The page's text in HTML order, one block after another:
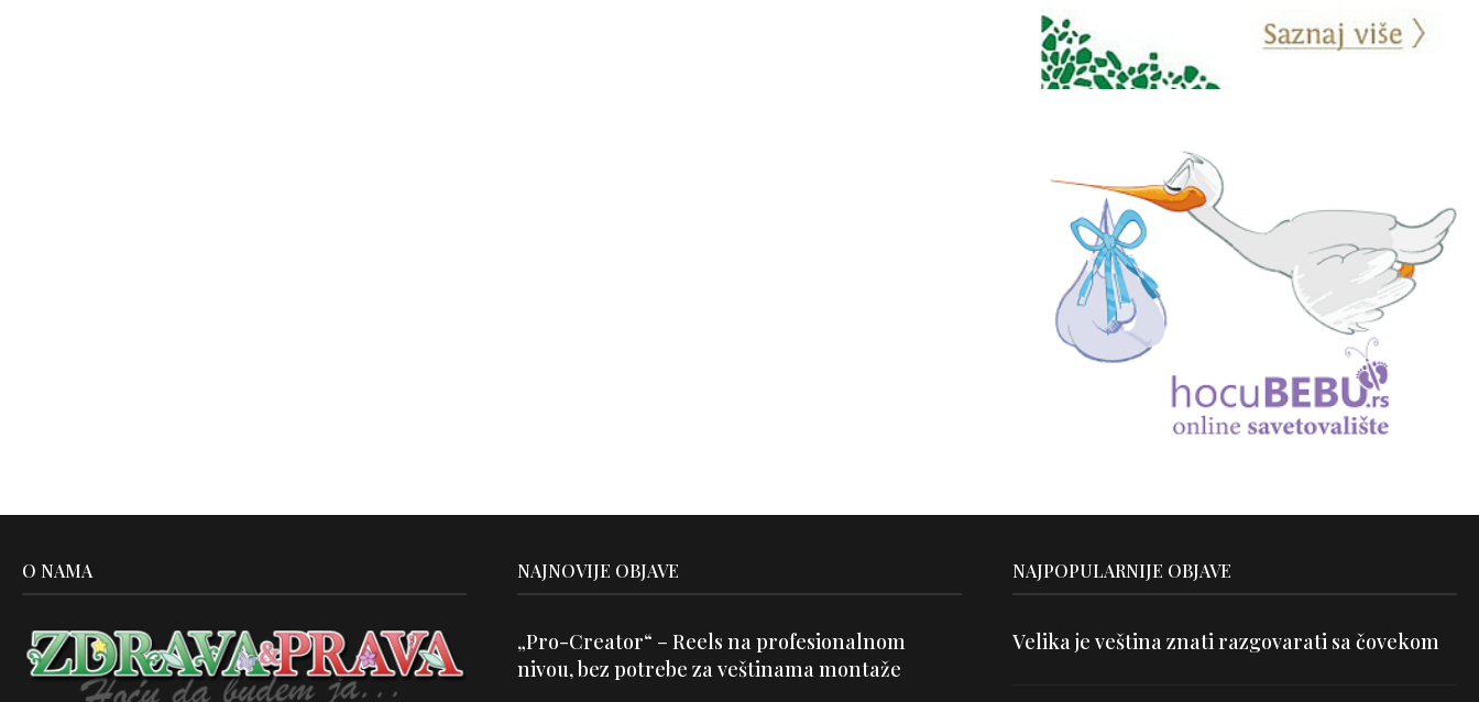
O NAMA NAJNOVIJE OBJAVE
„Pro-Creator“ – Reels na profesionalnom
nivou, bez potrebe za veštinama montaže
NAJPOPULARNIJE OBJAVE
Velika je veština znati razgovarati sa čovekom